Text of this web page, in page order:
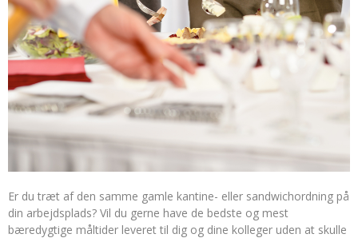
Er du træt af den samme gamle kantine- eller sandwichordning på
din arbejdsplads? Vil du gerne have de bedste og mest
bæredygtige måltider leveret til dig og dine kolleger uden at skulle